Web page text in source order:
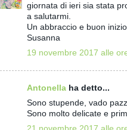
giornata di ieri sia stata
a salutarmi.
Un abbraccio e buon
Susanna
19 novembre 2017 alle
Antonella ha detto...
Sono stupende, vado
Sono molto delicate e
21 novembre 2017 alle